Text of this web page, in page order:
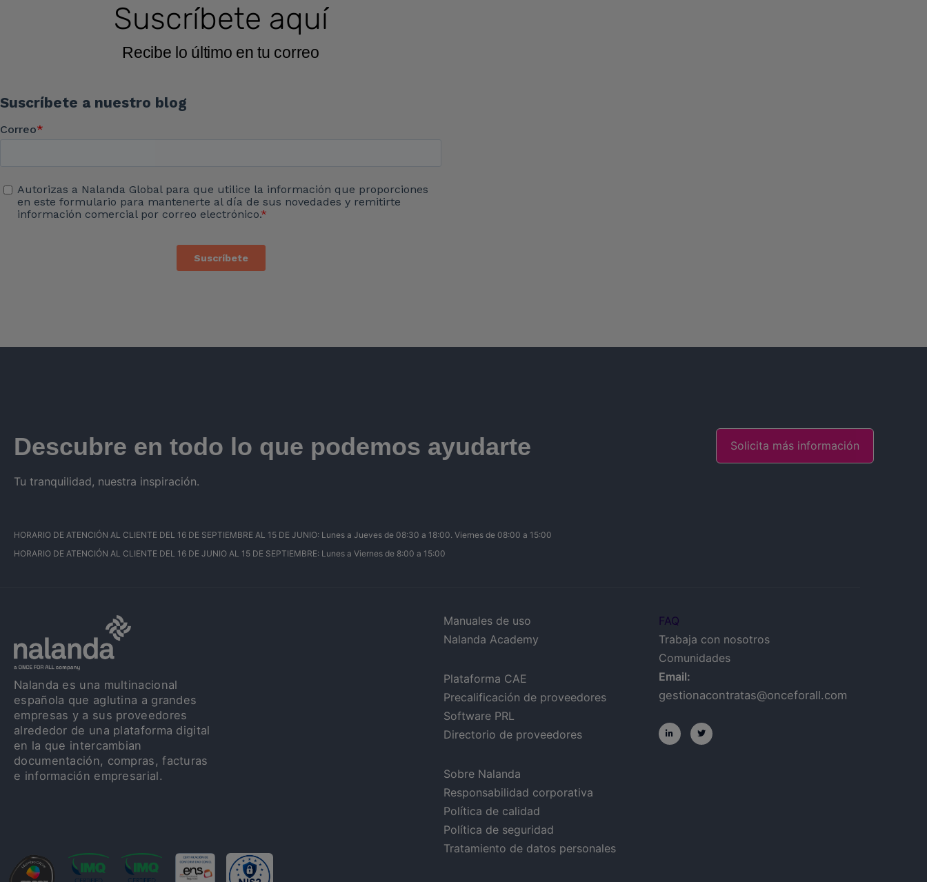
Suscríbete aquí
Recibe lo último en tu correo
Descubre en todo lo que podemos ayudarte
Tu tranquilidad, nuestra inspiración.
HORARIO DE ATENCIÓN AL CLIENTE DEL 16 DE SEPTIEMBRE AL 15 DE JUNIO: Lunes a Jueves de 08:30 a 18:00. Viernes de 08:00 a 15:00
HORARIO DE ATENCIÓN AL CLIENTE DEL 16 DE JUNIO AL 15 DE SEPTIEMBRE: Lunes a Viernes de 8:00 a 15:00
Solicita más información
Nalanda es una multinacional
española que aglutina a grandes
empresas y a sus proveedores
alrededor de una plataforma digital
en la que intercambian
documentación, compras, facturas
e información empresarial.
Manuales de uso
Nalanda Academy
Plataforma CAE
Precalificación de proveedores
Software PRL
Directorio de proveedores
Sobre Nalanda
Responsabilidad corporativa
Política de calidad
Política de seguridad
Tratamiento de datos personales
FAQ
Trabaja con nosotros
Comunidades
Email:
gestionacontratas@onceforall.com